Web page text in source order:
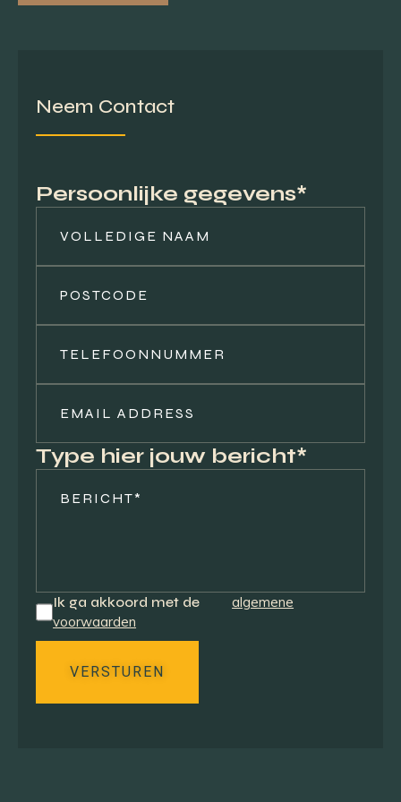
Neem Contact
Persoonlijke gegevens*
Type hier jouw bericht*
Ik ga akkoord met de
algemene
voorwaarden
VERSTUREN